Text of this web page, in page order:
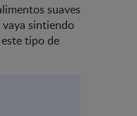
suaves
sintiendo
tipo de